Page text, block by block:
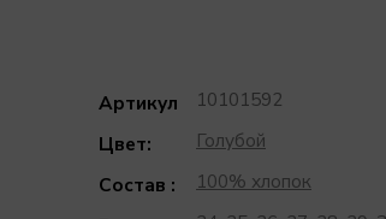
Артикул
10101592
Цвет:
Голубой
Состав :
100% хлопок